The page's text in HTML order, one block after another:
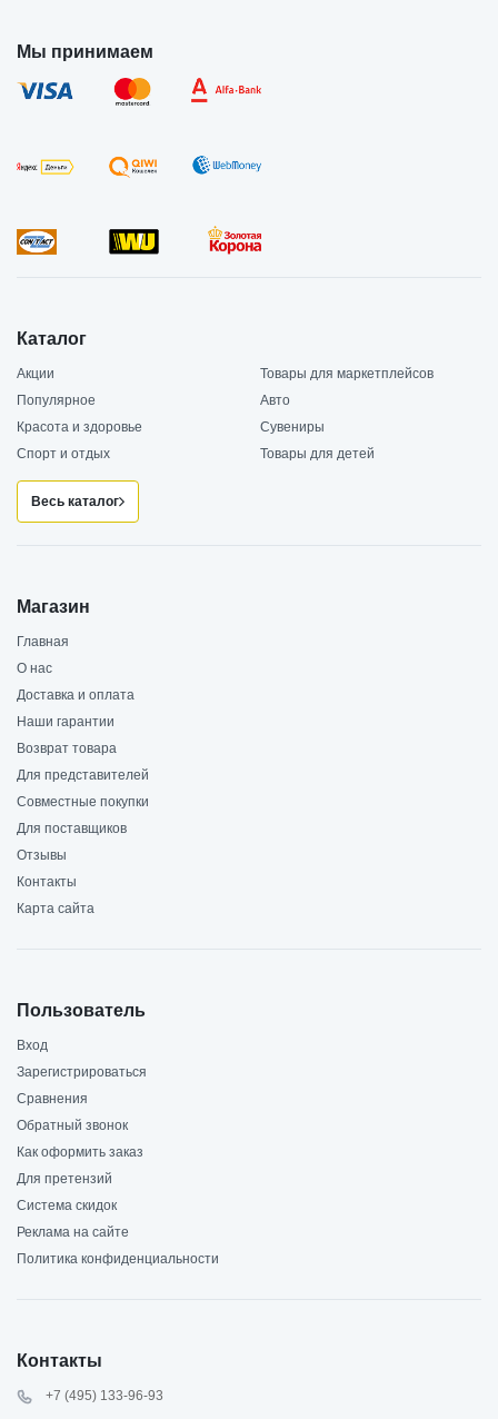
Мы принимаем
Каталог
Акции
Товары для маркетплейсов
Популярное
Авто
Красота и здоровье
Сувениры
Спорт и отдых
Товары для детей
Весь каталог
Магазин
Главная
О нас
Доставка и оплата
Наши гарантии
Возврат товара
Для представителей
Совместные покупки
Для поставщиков
Отзывы
Контакты
Карта сайта
Пользователь
Вход
Зарегистрироваться
Сравнения
Обратный звонок
Как оформить заказ
Для претензий
Система скидок
Реклама на сайте
Политика конфиденциальности
Контакты
+7 (495) 133-96-93